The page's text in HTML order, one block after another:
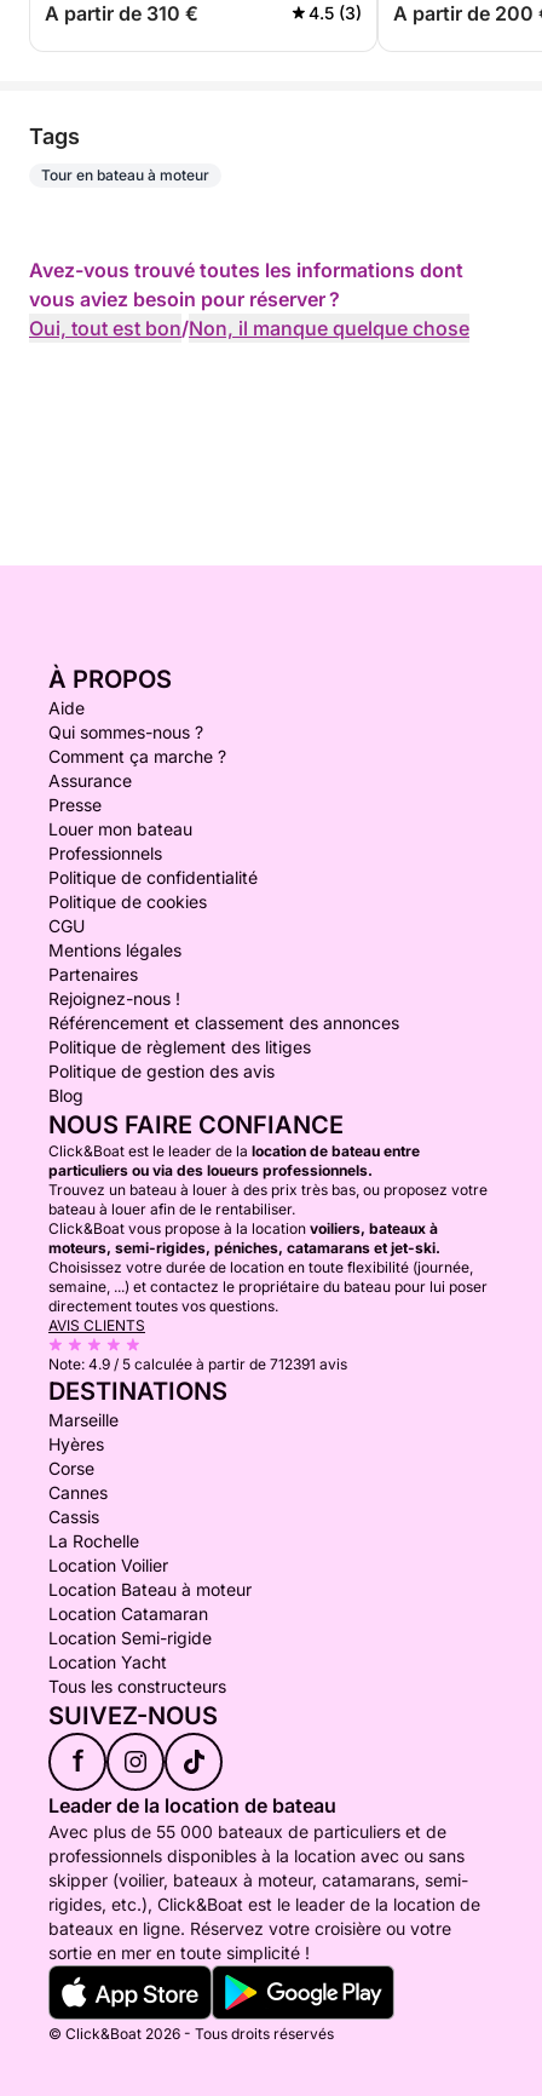
A partir de 310 € 4.5 (3) A partir de 200
Tags
Tour en bateau à moteur
Avez-vous trouvé toutes les informations dont
vous aviez besoin pour réserver ?
Oui, tout est bon/Non, il manque quelque chose
À PROPOS
Aide
Qui sommes-nous ?
Comment ça marche ?
Assurance
Presse
Louer mon bateau
Professionnels
Politique de confidentialité
Politique de cookies
CGU
Mentions légales
Partenaires
Rejoignez-nous !
Référencement et classement des annonces
Politique de règlement des litiges
Politique de gestion des avis
Blog
NOUS FAIRE CONFIANCE
Click&Boat est le leader de la location de bateau entre
particuliers ou via des loueurs professionnels.
Trouvez un bateau à louer à des prix très bas, ou proposez votre
bateau à louer afin de le rentabiliser.
Click&Boat vous propose à la location voiliers, bateaux à
moteurs, semi-rigides, péniches, catamarans et jet-ski.
Choisissez votre durée de location en toute flexibilité (journée,
semaine, ...) et contactez le propriétaire du bateau pour lui poser
directement toutes vos questions.
AVIS CLIENTS
Note: 4.9 / 5 calculée à partir de 712391 avis
DESTINATIONS
Marseille
Hyères
Corse
Cannes
Cassis
La Rochelle
Location Voilier
Location Bateau à moteur
Location Catamaran
Location Semi-rigide
Location Yacht
Tous les constructeurs
SUIVEZ-NOUS
f
Leader de la location de bateau
Avec plus de 55 000 bateaux de particuliers et de
professionnels disponibles à la location avec ou sans
skipper (voilier, bateaux à moteur, catamarans, semi-
rigides, etc.), Click&Boat est le leader de la location de
bateaux en ligne. Réservez votre croisière ou votre
sortie en mer en toute simplicité !
© Click&Boat 2026 - Tous droits réservés